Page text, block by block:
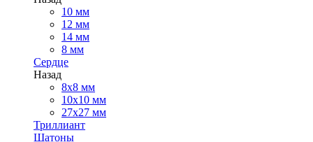
10 мм
12 мм
14 мм
8 мм
Сердце
Назад
8х8 мм
10х10 мм
27х27 мм
Триллиант
Шатоны